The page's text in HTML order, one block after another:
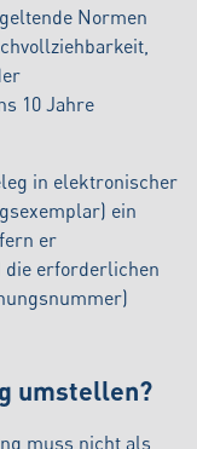
Normen
10 Jahre
in elektronischer
ein
er
die erforderlichen
umstellen?
muss nicht als